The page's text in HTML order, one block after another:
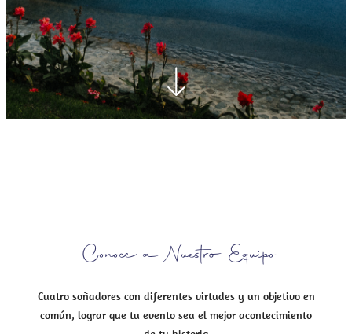
Conoce a Nuestro Equipo
Cuatro soñadores con diferentes virtudes y un objetivo en
común, lograr que tu evento sea el mejor acontecimiento